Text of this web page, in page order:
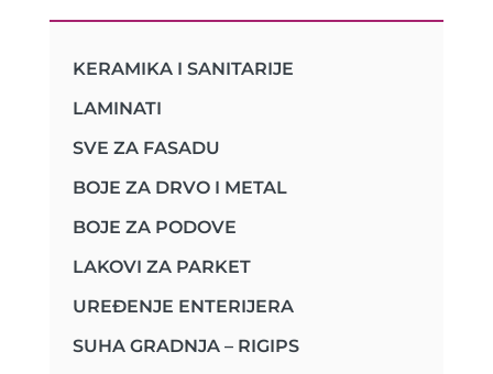
KERAMIKA I SANITARIJE
LAMINATI
SVE ZA FASADU
BOJE ZA DRVO I METAL
BOJE ZA PODOVE
LAKOVI ZA PARKET
UREĐENJE ENTERIJERA
SUHA GRADNJA – RIGIPS